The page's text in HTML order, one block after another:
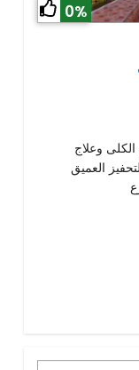
0%
وعلاج
العميق